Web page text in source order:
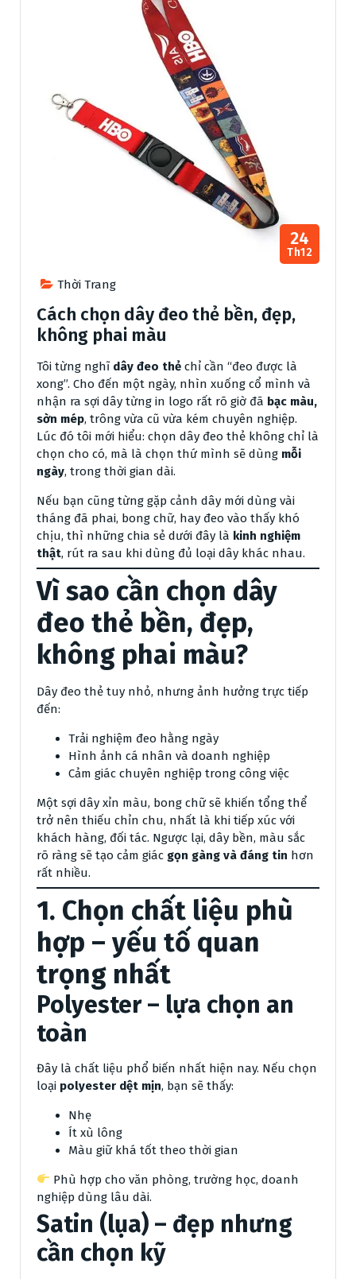
Thời Trang
24
Th12
Cách chọn dây đeo thẻ bền, đẹp,
không phai màu
Tôi từng nghĩ dây đeo thẻ chỉ cần “đeo được là
xong”. Cho đến một ngày, nhìn xuống cổ mình và
nhận ra sợi dây từng in logo rất rõ giờ đã bạc màu,
sờn mép, trông vừa cũ vừa kém chuyên nghiệp.
Lúc đó tôi mới hiểu: chọn dây đeo thẻ không chỉ là
chọn cho có, mà là chọn thứ mình sẽ dùng mỗi
ngày, trong thời gian dài.
Nếu bạn cũng từng gặp cảnh dây mới dùng vài
tháng đã phai, bong chữ, hay đeo vào thấy khó
chịu, thì những chia sẻ dưới đây là kinh nghiệm
thật, rút ra sau khi dùng đủ loại dây khác nhau.
Vì sao cần chọn dây
đeo thẻ bền, đẹp,
không phai màu?
Dây đeo thẻ tuy nhỏ, nhưng ảnh hưởng trực tiếp
đến:
Trải nghiệm đeo hằng ngày
Hình ảnh cá nhân và doanh nghiệp
Cảm giác chuyên nghiệp trong công việc
Một sợi dây xỉn màu, bong chữ sẽ khiến tổng thể
trở nên thiếu chỉn chu, nhất là khi tiếp xúc với
khách hàng, đối tác. Ngược lại, dây bền, màu sắc
rõ ràng sẽ tạo cảm giác gọn gàng và đáng tin hơn
rất nhiều.
1. Chọn chất liệu phù
hợp – yếu tố quan
trọng nhất
Polyester – lựa chọn an
toàn
Đây là chất liệu phổ biến nhất hiện nay. Nếu chọn
loại polyester dệt mịn, bạn sẽ thấy:
Nhẹ
Ít xù lông
Màu giữ khá tốt theo thời gian
Phù hợp cho văn phòng, trường học, doanh
nghiệp dùng lâu dài.
Satin (lụa) – đẹp nhưng
cần chọn kỹ